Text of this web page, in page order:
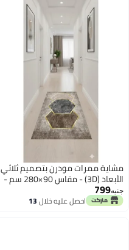
مشاية ممرات مودرن بتصميم ثلاثي
الأبعاد (3D) - مقاس 90×280 سم -
ظهر مانع للانزلاق - قابلة للغسل.
جنيه799
احصل عليه خلال13